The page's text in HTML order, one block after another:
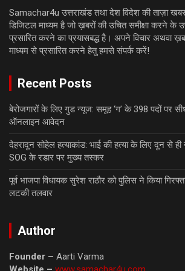
Samachar4u उत्तराखंड तथा देश विदेश की ताज़ा
डिजिटल माध्यम है जो ख़बरों की उचित समीक्षा करने के
प्रसारित करने का प्रयासबद्ध है। अपने विचार अथवा
माध्यम से प्रसारित करने हेतु हमसे संपर्क करें!
Recent Posts
बेरोजगारों के लिए गुड न्यूज: समूह ‘ग’ के 398 पदों पर
ऑनलाइन आवेदन
देहरादून सोहेल हत्याकांड: भाई की हत्या के लिए दून से
SOG के रडार पर मुख्य तस्कर
पूर्व भाजपा विधायक सुरेश राठौर को पुलिस ने किया
लटकी तलवार
Author
Founder – Aarti Varma